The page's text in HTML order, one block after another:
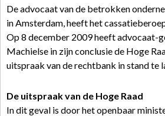
De advocaat van de betrokken
in Amsterdam, heeft het
Op 8 december 2009 heeft advocaat-
Machielse in zijn conclusie de Hoge
uitspraak van de rechtbank in stand te
De uitspraak van de Hoge Raad
In dit geval is door het openbaar